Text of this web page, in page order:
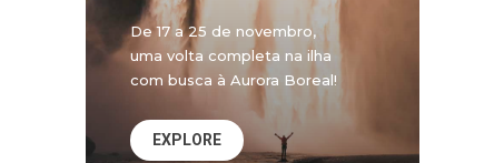
De 17 a 25 de novembro,
uma volta completa na ilha
com busca à Aurora Boreal!
EXPLORE